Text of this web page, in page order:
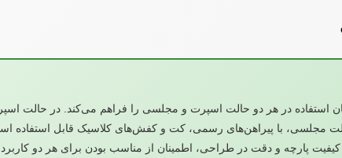
استفاده در هر دو حالت اسپرت و مجلسی را فراهم می‌کند. در حالت
مجلسی، با پیراهن‌های رسمی، کت و کفش‌های کلاسیک قابل استفاده
پارچه و دقت در طراحی، اطمینان از مناسب بودن برای هر دو